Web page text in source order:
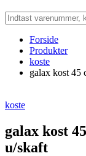
Forside
Produkter
koste
galax kost 45
koste
galax kost
u/skaft